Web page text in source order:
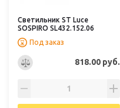
Светильник ST Luce
SOSPIRO SL432.152.06
Под заказ
818.00 руб.